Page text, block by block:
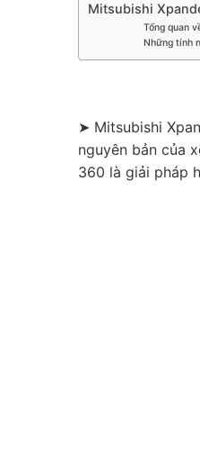
Mitsubishi
Tổng quan
Những tính
➤ Mitsubishi
nguyên bản của
360 là giải pháp